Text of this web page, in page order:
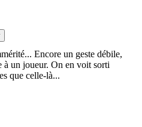
Encore un geste débile,
à un joueur. On en voit sorti
que celle-là...